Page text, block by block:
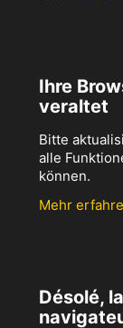
Ihre
veraltet
Bitte
alle
können.
Mehr
Désolé,